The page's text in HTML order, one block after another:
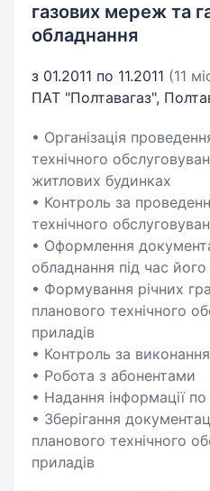
газових мереж та
обладнання
з 01.2011 по 11.2011 (11
ПАТ "Полтавагаз",
• Організація
технічного
житлових будинках
• Контроль за
технічного
• Оформлення
обладнання під час його
• Формування річних
планового технічного
приладів
• Контроль за
• Робота з абонентами
• Надання інформації
• Зберігання
планового технічного
приладів